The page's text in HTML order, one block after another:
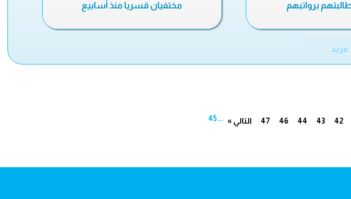
برواتبهم
مختفيان قسريا منذ أسابيع
مزيد
... 42
43
44
45 46
47 التالي »